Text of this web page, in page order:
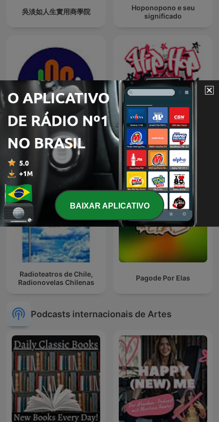
吳淡如人生實用商學院
Hoponopono e seu
significado
Nossa Rádio BH Hip Hop
Radioteatros de Chile,
Radionovelas Chilenas
Pagode Por Elas
Podcasts internacionais de Artes
BAIXAR APLICATIVO